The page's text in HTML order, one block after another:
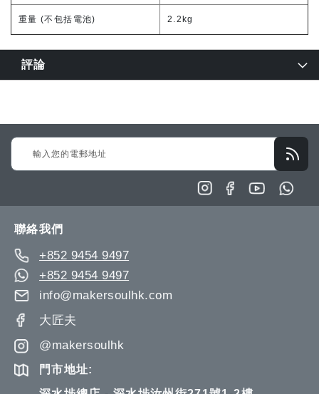
重量 (不包括電池) 2.2kg
評論
Sign
Up
聯絡我們
+852 9454 9497
+852 9454 9497
info@makersoulhk.com
大匠夫
@makersoulhk
門市地址: